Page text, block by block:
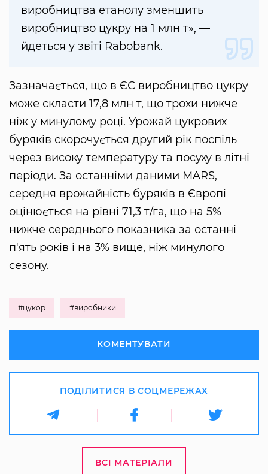
виробництва етанолу зменшить
виробництво цукру на 1 млн т», —
йдеться у звіті Rabobank.
Зазначається, що в ЄС виробництво цукру
може скласти 17,8 млн т, що трохи нижче
ніж у минулому році. Урожай цукрових
буряків скорочується другий рік поспіль
через високу температуру та посуху в літні
періоди. За останніми даними MARS,
середня врожайність буряків в Європі
оцінюється на рівні 71,3 т/га, що на 5%
нижче середнього показника за останні
п'ять років і на 3% вище, ніж минулого
сезону.
#цукор #виробники
КОМЕНТУВАТИ
ПОДІЛИТИСЯ В СОЦМЕРЕЖАХ
ВСІ МАТЕРІАЛИ